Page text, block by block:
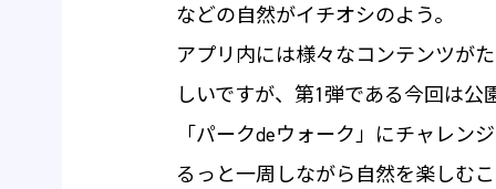
などの自然がイチオシのよう。
アプリ内には様々なコンテンツが
しいですが、第1弾である今回は
「パークdeウォーク」にチャレン
るっと一周しながら自然を楽しむ